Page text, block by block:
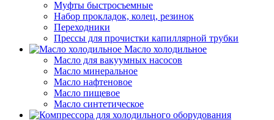
Муфты быстросъемные
Набор прокладок, колец, резинок
Переходники
Прессы для прочистки капиллярной трубки
Масло холодильное
Масло для вакуумных насосов
Масло минеральное
Масло нафтеновое
Масло пищевое
Масло синтетическое